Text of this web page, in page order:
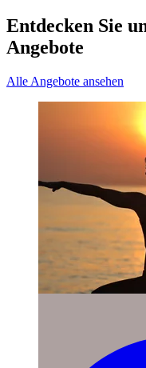
Entdecken Sie
Angebote
Alle Angebote ansehen